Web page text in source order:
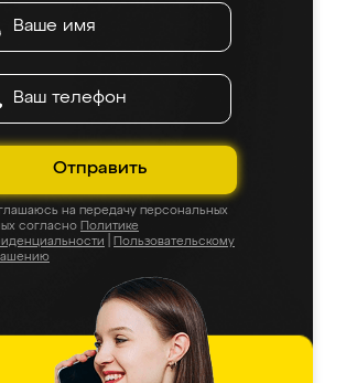
Отправить
на передачу персональных
согласно Политике
Пользовательскому